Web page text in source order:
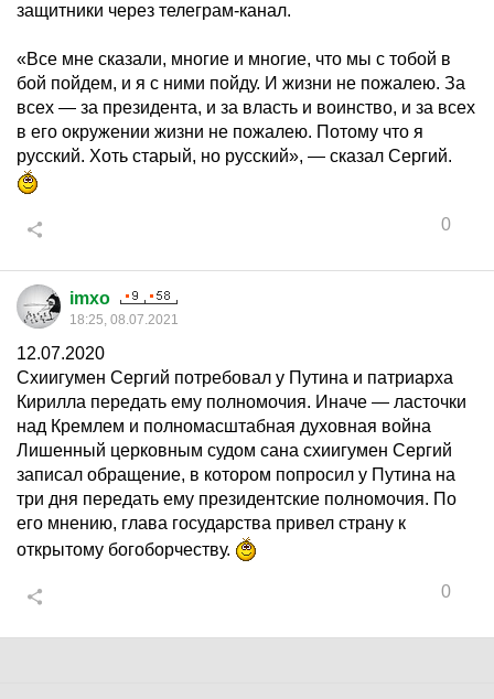
защитники через телеграм-канал.
«Все мне сказали, многие и многие, что мы с тобой в
бой пойдем, и я с ними пойду. И жизни не пожалею. За
всех — за президента, и за власть и воинство, и за всех
в его окружении жизни не пожалею. Потому что я
русский. Хоть старый, но русский», — сказал Сергий.
0
imxo
18:25, 08.07.2021
12.07.2020
Схиигумен Сергий потребовал у Путина и патриарха
Кирилла передать ему полномочия. Иначе — ласточки
над Кремлем и полномасштабная духовная война
Лишенный церковным судом сана схиигумен Сергий
записал обращение, в котором попросил у Путина на
три дня передать ему президентские полномочия. По
его мнению, глава государства привел страну к
открытому богоборчеству.
0